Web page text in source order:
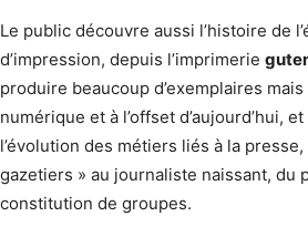
Le public découvre aussi l’histoire de
d’impression, depuis l’imprimerie
produire beaucoup d’exemplaires mais
numérique et à l’offset d’aujourd’hui,
l’évolution des métiers liés à la
gazetiers » au journaliste naissant, du
constitution de groupes.